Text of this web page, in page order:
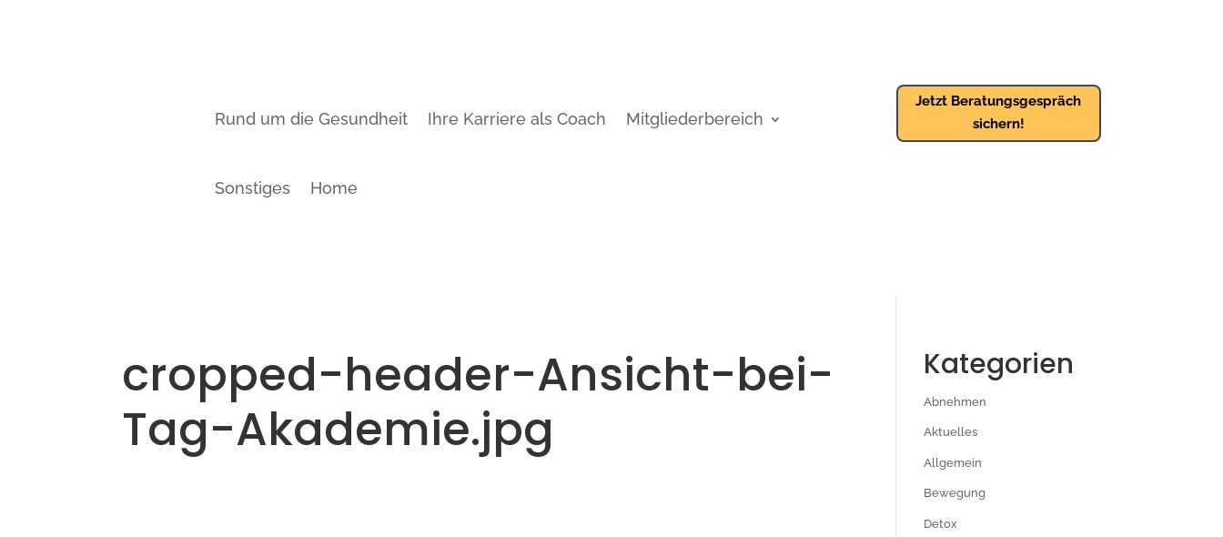
Rund um die Gesundheit Ihre Karriere als Coach Mitgliederbereich
Sonstiges Home
Jetzt Beratungsgespräch
sichern!
cropped-header-Ansicht-bei-
Tag-Akademie.jpg
Kategorien
Abnehmen
Aktuelles
Allgemein
Bewegung
Detox